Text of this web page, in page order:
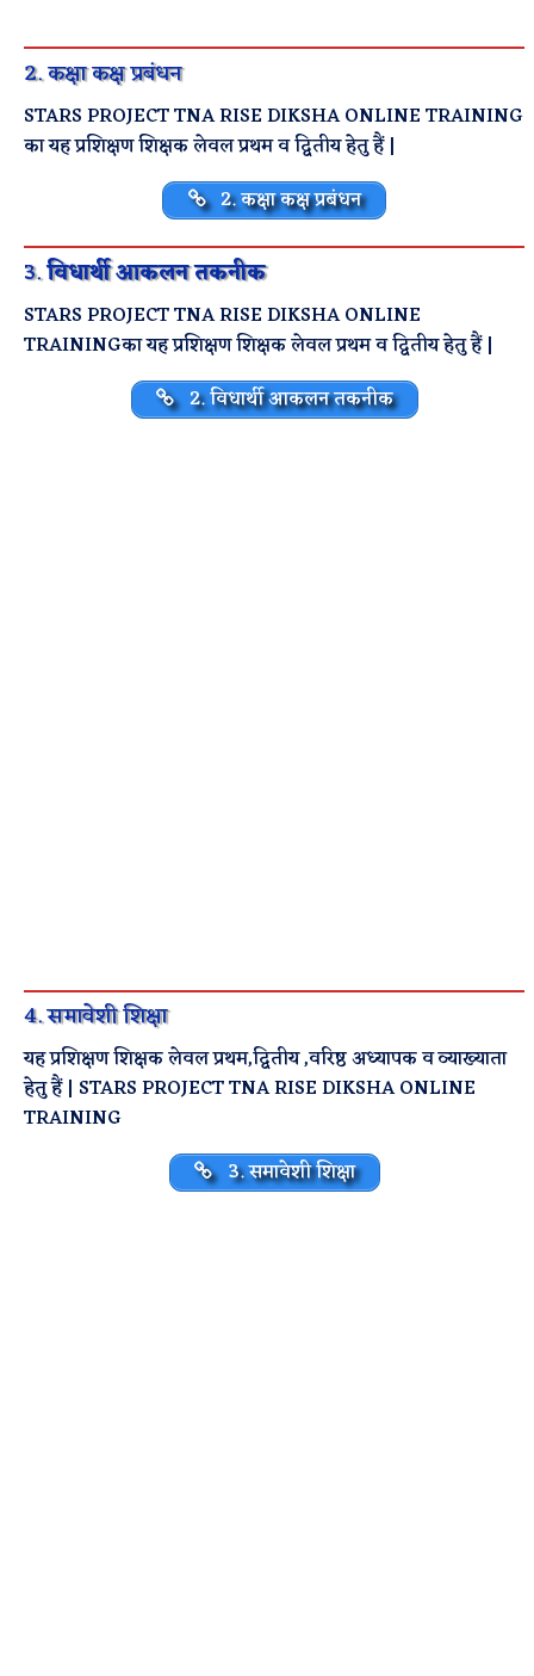
2. कक्षा कक्ष प्रबंधन
STARS PROJECT TNA RISE DIKSHA ONLINE TRAINING
का यह प्रशिक्षण शिक्षक लेवल प्रथम व द्वितीय हेतु हैं |
2. कक्षा कक्ष प्रबंधन
3.विधार्थी आकलन तकनीक
STARS PROJECT TNA RISE DIKSHA ONLINE
TRAININGका यह प्रशिक्षण शिक्षक लेवल प्रथम व द्वितीय हेतु हैं |
2. विधार्थी आकलन तकनीक
4. समावेशी शिक्षा
यह प्रशिक्षण शिक्षक लेवल प्रथम,द्वितीय ,वरिष्ठ अध्यापक व व्याख्याता
हेतु हैं | STARS PROJECT TNA RISE DIKSHA ONLINE
TRAINING
3. समावेशी शिक्षा